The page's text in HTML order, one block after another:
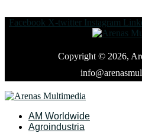
Facebook X-twitter Instagram
Copyright © 2026,
AM Worldwide
Agroindustria